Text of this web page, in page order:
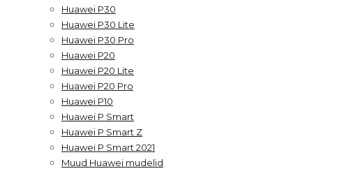
Huawei P30
Huawei P30 Lite
Huawei P30 Pro
Huawei P20
Huawei P20 Lite
Huawei P20 Pro
Huawei P10
Huawei P Smart
Huawei P Smart Z
Huawei P Smart 2021
Muud Huawei mudelid